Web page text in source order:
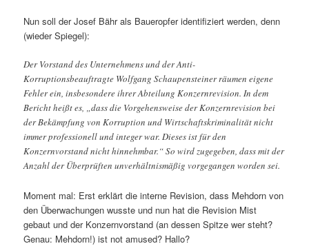
Nun soll der Josef Bähr als Baueropfer identifiziert werden, denn
(wieder Spiegel):
Der Vorstand des Unternehmens und der Anti-
Korruptionsbeauftragte Wolfgang Schaupensteiner räumen eigene
Fehler ein, insbesondere ihrer Abteilung Konzernrevision. In dem
Bericht heißt es, „dass die Vorgehensweise der Konzernrevision bei
der Bekämpfung von Korruption und Wirtschaftskriminalität nicht
immer professionell und integer war. Dieses ist für den
Konzernvorstand nicht hinnehmbar.“ So wird zugegeben, dass mit der
Anzahl der Überprüften unverhältnismäßig vorgegangen worden sei.
Moment mal: Erst erklärt die interne Revision, dass Mehdorn von
den Überwachungen wusste und nun hat die Revision Mist
gebaut und der Konzernvorstand (an dessen Spitze wer steht?
Genau: Mehdorn!) ist not amused? Hallo?